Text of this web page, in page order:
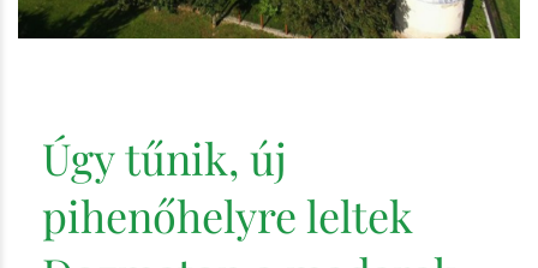
Úgy tűnik, új
pihenőhelyre leltek